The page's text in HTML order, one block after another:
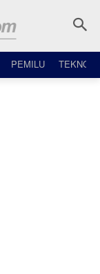
PEMILU TEKNO